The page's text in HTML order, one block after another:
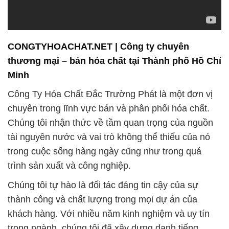
trình sản xuất và công nghiệp.
Chúng tôi tự hào là đối tác đáng tin cậy của sự
thành công và chất lượng trong mọi dự án của
khách hàng. Với nhiều năm kinh nghiệm và uy tín
trong ngành, chúng tôi đã xây dựng danh tiếng
vững chắc trong việc cung cấp các sản phẩm hóa
chất chất lượng cao và dịch vụ chuyên nghiệp.
Đội ngũ chuyên gia và kỹ thuật viên của chúng tôi
không ngừng nỗ lực để đảm bảo rằng mỗi sản
phẩm đều đáp ứng hoặc vượt qua các yêu cầu kỹ
thuật và an toàn. Chúng tôi cung cấp hóa chất cho
nhiều ngành công nghiệp, bao gồm công nghiệp
hóa dầu, sản xuất, nông nghiệp, y tế và nhiều lĩnh